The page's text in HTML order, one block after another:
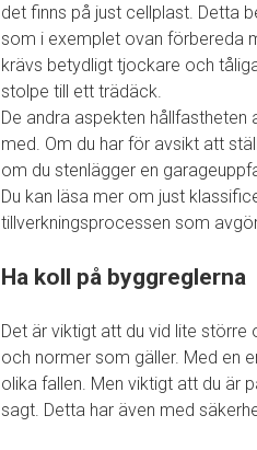
det finns på just cellplast. Detta
som i exemplet ovan förbereda
krävs betydligt tjockare och
stolpe till ett trädäck.
De andra aspekten
med. Om du har för avsikt att
om du stenlägger en
Du kan läsa mer om just
tillverkningsprocessen som
Ha koll på byggreglerna
Det är viktigt att du vid lite
och normer som gäller. Med en
olika fallen. Men viktigt att du är
sagt. Detta har även med